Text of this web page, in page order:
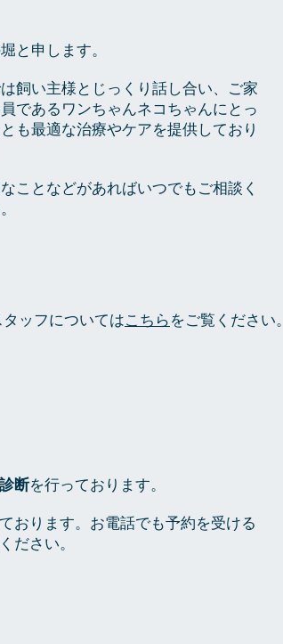
と申します。
飼い主様とじっくり話し合い、ご家
であるワンちゃんネコちゃんにとっ
も最適な治療やケアを提供しており
ことなどがあればいつでもご相談く
ッフについてはこちらをご覧ください。
断を行っております。
おります。お電話でも予約を受ける
ださい。